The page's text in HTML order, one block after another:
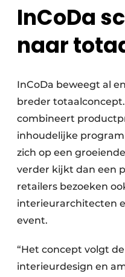
InCoDa
naar
InCoDa beweegt al
breder
combineert
inhoudelijke
zich op een
verder kijkt dan een
retailers bezoeken
interieurarchitecten
event.
“Het concept volgt
interieurdesign en